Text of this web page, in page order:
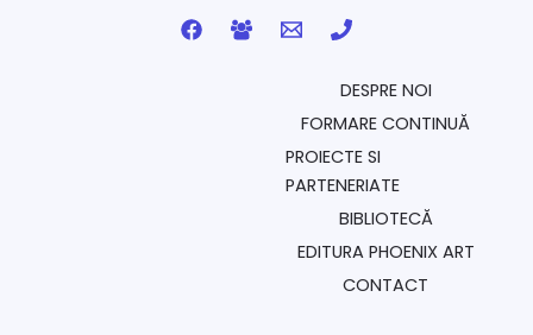
DESPRE NOI
FORMARE CONTINUĂ
PROIECTE SI
PARTENERIATE
BIBLIOTECĂ
EDITURA PHOENIX ART
CONTACT